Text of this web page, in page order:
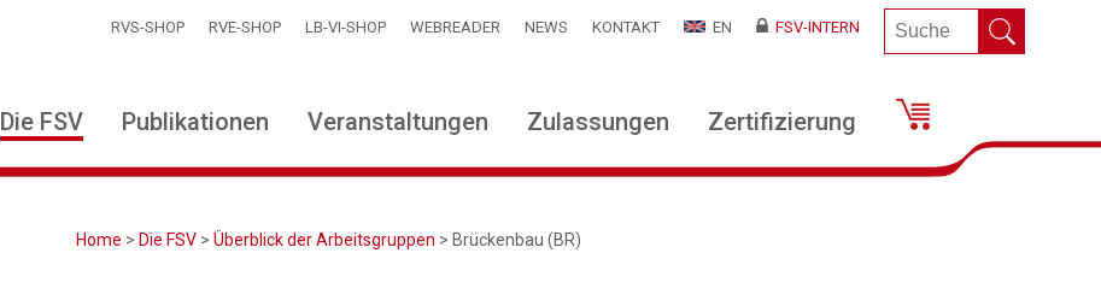
RVS-SHOP RVE-SHOP LB-VI-SHOP WEBREADER NEWS KONTAKT EN FSV-INTERN
Die FSV Publikationen Veranstaltungen Zulassungen Zertifizierung
Home > Die FSV >Überblick der Arbeitsgruppen > Brückenbau (BR)